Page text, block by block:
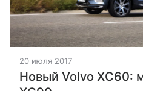
20 июля 2017
Новый Volvo XC60: